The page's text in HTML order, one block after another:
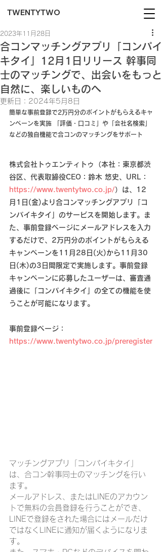
TWENTYTWO
合コンマッチングアプリ「コンパイ
キタイ」12月1日リリース 幹事同
士のマッチングで、出会いをもっと
自然に、楽しいものへ
2023年11月28日
更新日： 2024年5月8日
簡単な事前登録で2万円分のポイントがもらえるキャ
ンペーンを実施 「評価・口コミ」や「会社名検索」
などの独自機能で合コンのマッチングをサポート
株式会社トゥエンティトゥ（本社：東京都渋
谷区、代表取締役CEO：鈴木 悠史、URL：
https://www.twentytwo.co.jp/）は、12
月1日(金)より合コンマッチングアプリ「コ
ンパイキタイ」のサービスを開始します。ま
た、事前登録ページにメールアドレスを入力
するだけで、2万円分のポイントがもらえる
キャンペーンを11月28日(火)から11月30
日(木)の3日間限定で実施します。事前登録
キャンペーンに応募したユーザーは、審査通
過後に「コンパイキタイ」の全ての機能を使
うことが可能になります。
事前登録ページ：
https://www.twentytwo.co.jp/preregister
マッチングアプリ「コンパイキタイ」
は、合コン幹事同士のマッチングを行い
ます。
メールアドレス、またはLINEのアカウン
トで無料の会員登録を行うことができ、
LINEで登録をされた場合にはメールだけ
ではなくLINEに通知が届くようになりま
す。